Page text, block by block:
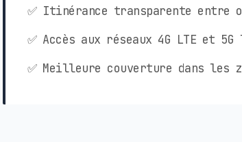
✅ Itinérance transparente entre
✅ Accès aux réseaux 4G LTE et
✅ Meilleure couverture dans les